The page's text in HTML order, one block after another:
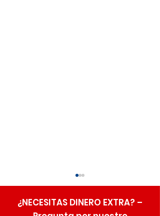
¿NECESITAS DINERO EXTRA? –